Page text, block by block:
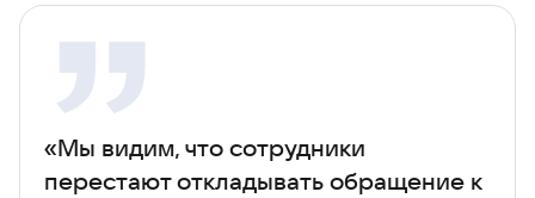
«Мы видим, что сотрудники
перестают откладывать обращение к